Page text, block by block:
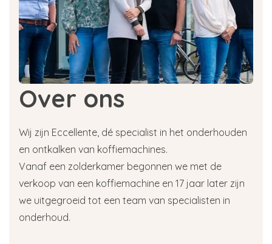
Over ons
Wij zijn Eccellente, dé specialist in het onderhouden
en ontkalken van koffiemachines.
Vanaf een zolderkamer begonnen we met de
verkoop van een koffiemachine en 17 jaar later zijn
we uitgegroeid tot een team van specialisten in
onderhoud.